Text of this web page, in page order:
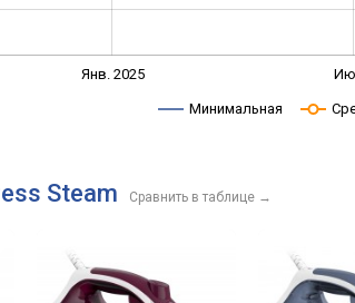
Янв. 2025
Минимальная
Steam Сравнить в таблице →